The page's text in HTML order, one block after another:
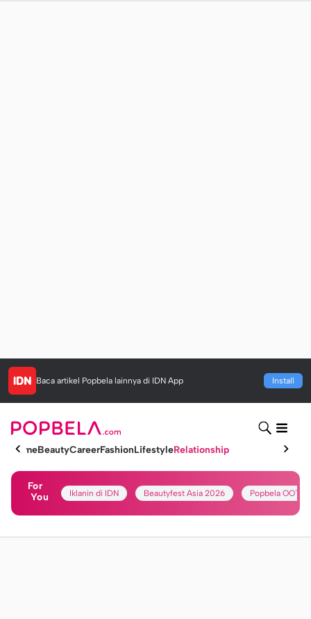
Baca artikel Popbela lainnya di IDN App Install
HomeBeautyCareerFashionLifestyleRelationship
For
You
Iklanin di IDN Beautyfest Asia 2026 Popbela OOTD